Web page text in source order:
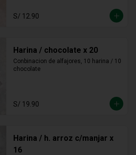
S/ 12.90
Harina / chocolate x 20
Conbinacion de alfajores, 10 harina / 10
chocolate
S/ 19.90
Harina / h. arroz c/manjar x
16